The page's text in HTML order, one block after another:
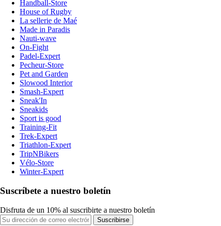
Handball-Store
House of Rugby
La sellerie de Maé
Made in Paradis
Nauti-wave
On-Fight
Padel-Expert
Pecheur-Store
Pet and Garden
Slowood Interior
Smash-Expert
Sneak'In
Sneakids
Sport is good
Training-Fit
Trek-Expert
Triathlon-Expert
TripNBikers
Vélo-Store
Winter-Expert
Suscríbete a nuestro boletín
Disfruta de un 10% al suscribirte a nuestro boletín
Suscribirse